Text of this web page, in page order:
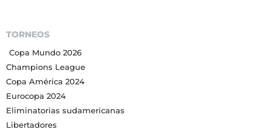
TORNEOS
Copa Mundo 2026
Champions League
Copa América 2024
Eurocopa 2024
Eliminatorias sudamericanas
Libertadores